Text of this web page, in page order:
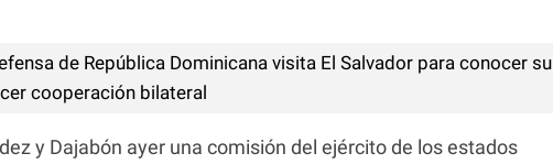
de República Dominicana visita El Salvador para conocer su
cooperación bilateral
y Dajabón ayer una comisión del ejército de los estados